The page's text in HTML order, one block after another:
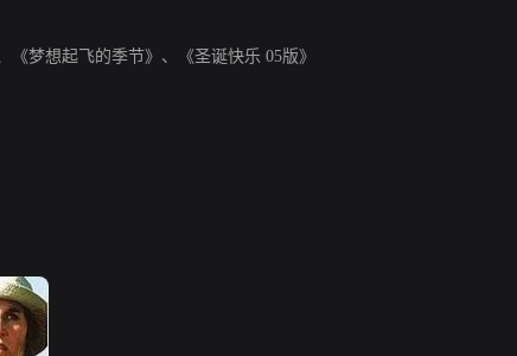
梦想起飞的季节》、《圣诞快乐 05版》